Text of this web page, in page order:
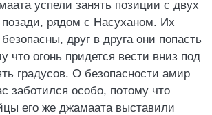
успели занять позиции с двух
позади, рядом с Насуханом. Их
друг в друга они попасть
что огонь придется вести вниз под
градусов. О безопасности амир
заботился особо, потому что
его же джамаата выставили